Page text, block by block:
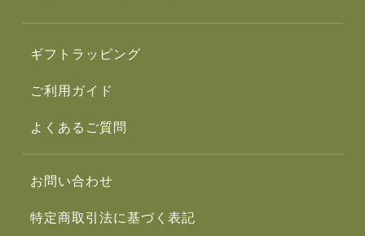
ギフトラッピング
ご利用ガイド
よくあるご質問
お問い合わせ
特定商取引法に基づく表記